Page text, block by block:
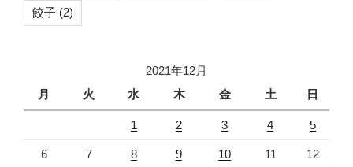
餃子 (2)
2021年12月
月
火 水 木 金 土 日
1 2 3 4 5
6 7 8 9 10 11 12